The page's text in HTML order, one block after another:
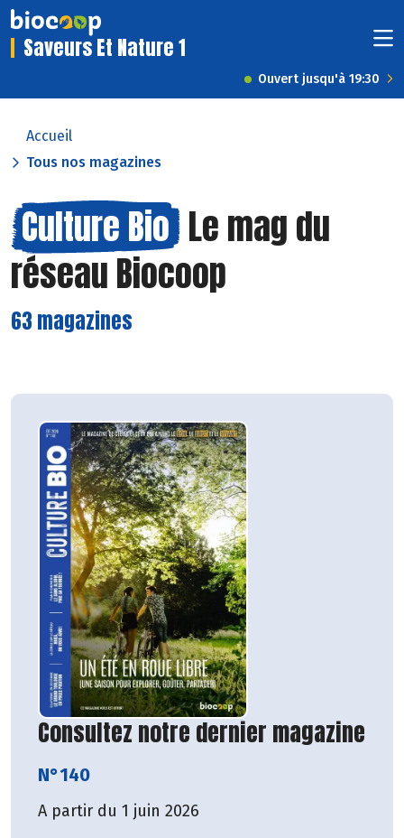
Saveurs Et Nature 1
Ouvert jusqu'à 19:30
Accueil
Tous nos magazines
Culture Bio Le mag du
réseau Biocoop
63 magazines
Consultez notre dernier magazine
N°140
A partir du 1 juin 2026